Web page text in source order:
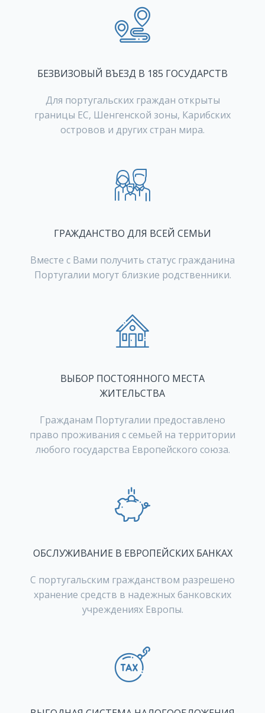
БЕЗВИЗОВЫЙ ВЪЕЗД В 185 ГОСУДАРСТВ
Для португальских граждан открыты
границы ЕС, Шенгенской зоны, Карибских
островов и других стран мира.
ГРАЖДАНСТВО ДЛЯ ВСЕЙ СЕМЬИ
Вместе с Вами получить статус гражданина
Португалии могут близкие родственники.
ВЫБОР ПОСТОЯННОГО МЕСТА
ЖИТЕЛЬСТВА
Гражданам Португалии предоставлено
право проживания с семьей на территории
любого государства Европейского союза.
ОБСЛУЖИВАНИЕ В ЕВРОПЕЙСКИХ БАНКАХ
С португальским гражданством разрешено
хранение средств в надежных банковских
учреждениях Европы.